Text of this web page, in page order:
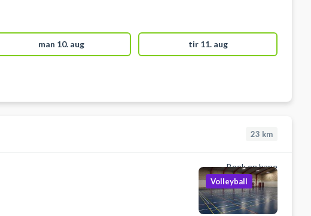
man 10. aug tir 11. aug
23 km
Book en bane
Volleyball